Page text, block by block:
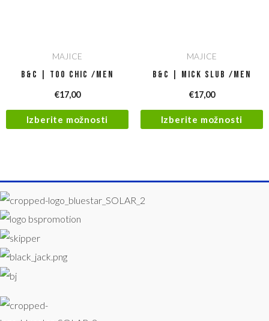
MAJICE
B&C | Too Chic /men
€17,00
Izberite možnosti
MAJICE
B&C | Mick Slub /men
€17,00
Izberite možnosti